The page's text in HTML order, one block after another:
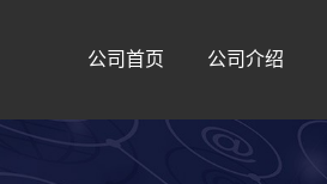
公司首页 公司介绍